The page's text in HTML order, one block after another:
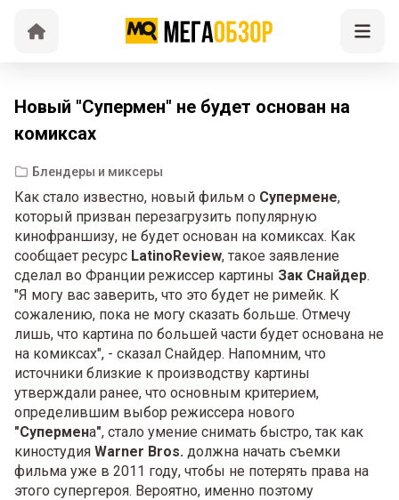
Новый "Супермен" не будет основан на
комиксах
Блендеры и миксеры
Как стало известно, новый фильм о Супермене,
который призван перезагрузить популярную
кинофраншизу, не будет основан на комиксах. Как
сообщает ресурс LatinoReview, такое заявление
сделал во Франции режиссер картины Зак Снайдер.
"Я могу вас заверить, что это будет не римейк. К
сожалению, пока не могу сказать больше. Отмечу
лишь, что картина по большей части будет основана не
на комиксах", - сказал Снайдер. Напомним, что
источники близкие к производству картины
утверждали ранее, что основным критерием,
определившим выбор режиссера нового
"Супермена", стало умение снимать быстро, так как
киностудия Warner Bros. должна начать съемки
фильма уже в 2011 году, чтобы не потерять права на
этого супергероя. Вероятно, именно поэтому